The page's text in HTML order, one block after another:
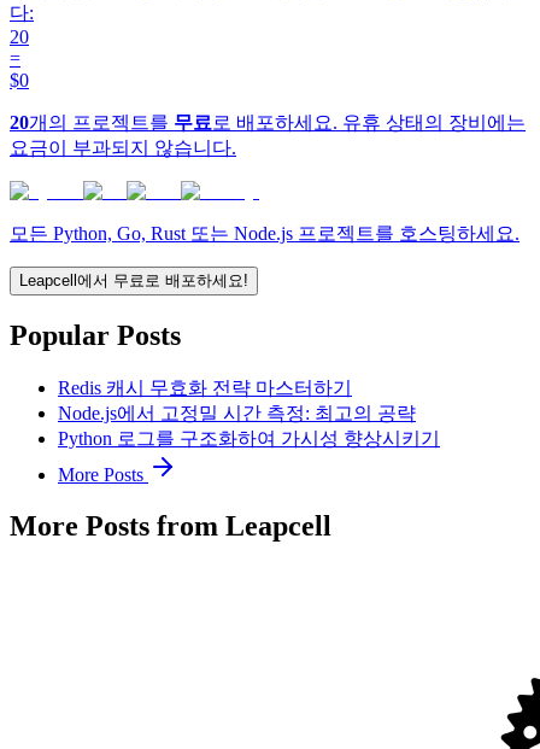
다:
20
=
$0
20개의 프로젝트를 무료로 배포하세요. 유휴 상태의 장비에는
요금이 부과되지 않습니다.
모든 Python, Go, Rust 또는 Node.js 프로젝트를 호스팅하세요.
Leapcell에서 무료로 배포하세요!
Popular Posts
Redis 캐시 무효화 전략 마스터하기
Node.js에서 고정밀 시간 측정: 최고의 공략
Python 로그를 구조화하여 가시성 향상시키기
More Posts
More Posts from Leapcell